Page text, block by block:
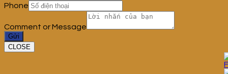
Phone
Comment or Message
Gửi
CLOSE